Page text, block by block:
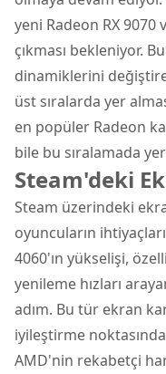
yeni Radeon RX 9070
çıkması bekleniyor.
dinamiklerini
üst sıralarda yer
en popüler Radeon
bile bu sıralamada
Steam'deki
Steam üzerindeki
oyuncuların
4060'ın yükselişi,
yenileme hızları
adım. Bu tür ekran
iyileştirme
AMD'nin rekabetçi